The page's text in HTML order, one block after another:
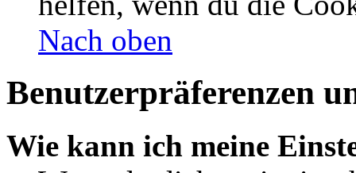
Nach oben
Benutzerpräferenzen
Wie kann ich meine